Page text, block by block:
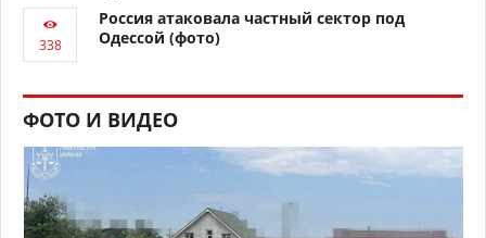
Россия атаковала частный сектор под
Одессой (фото)
ФОТО И ВИДЕО